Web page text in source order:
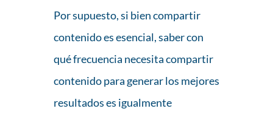
Por supuesto, si bien compartir
contenido es esencial, saber con
qué frecuencia necesita compartir
contenido para generar los mejores
resultados es igualmente